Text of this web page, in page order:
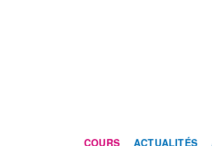
COURS ACTUALITÉS